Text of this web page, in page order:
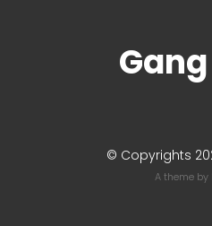
© Copyrights
A theme by